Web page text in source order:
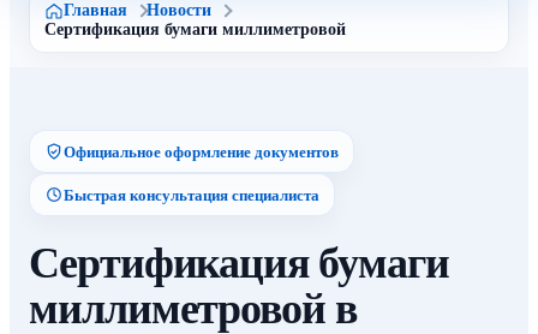
Главная
Новости
Сертификация бумаги миллиметровой
Официальное оформление документов
Быстрая консультация специалиста
Сертификация бумаги
миллиметровой в